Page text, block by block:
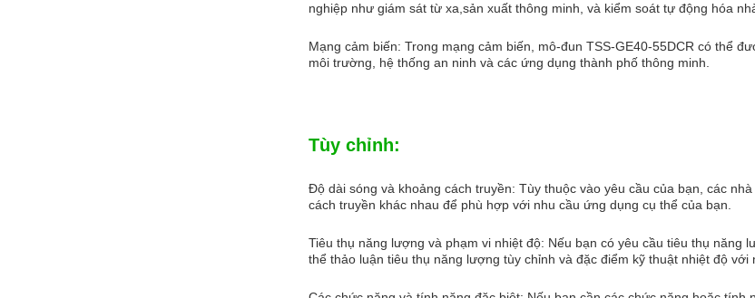
nghiệp như giám sát từ xa,sản xuất thông minh, và kiểm soát tự động hóa
Mạng cảm biến: Trong mạng cảm biến, mô-đun TSS-GE40-55DCR có thể
môi trường, hệ thống an ninh và các ứng dụng thành phố thông minh.
Tùy chỉnh:
Độ dài sóng và khoảng cách truyền: Tùy thuộc vào yêu cầu của bạn, các
cách truyền khác nhau để phù hợp với nhu cầu ứng dụng cụ thể của bạn.
Tiêu thụ năng lượng và phạm vi nhiệt độ: Nếu bạn có yêu cầu tiêu thụ
thể thảo luận tiêu thụ năng lượng tùy chỉnh và đặc điểm kỹ thuật nhiệt độ với